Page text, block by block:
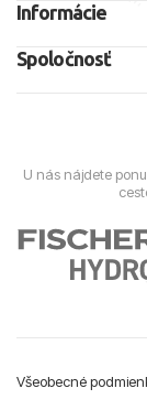
Informácie
Spoločnosť
U nás nájdete
Všeobecné